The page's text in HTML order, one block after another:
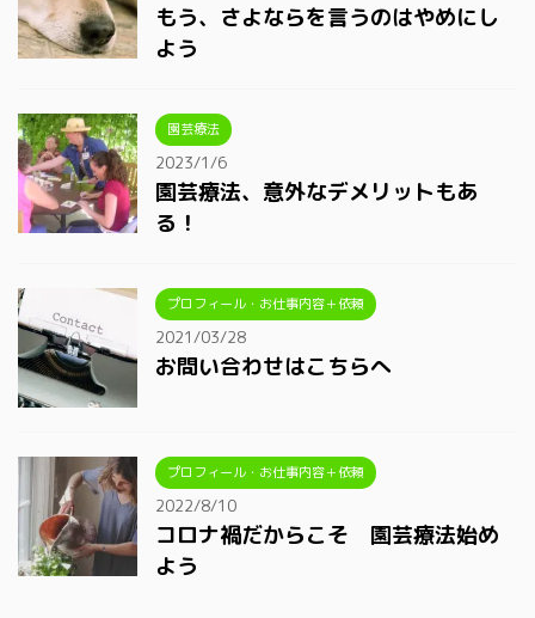
もう、さよならを言うのはやめにし
よう
園芸療法
2023/1/6
園芸療法、意外なデメリットもあ
る！
プロフィール・お仕事内容＋依頼
2021/03/28
お問い合わせはこちらへ
プロフィール・お仕事内容＋依頼
2022/8/10
コロナ禍だからこそ 園芸療法始め
よう